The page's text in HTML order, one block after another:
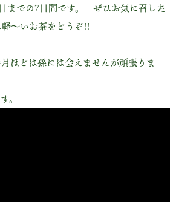
までの7日間です。 ぜひお気に召した
～いお茶をどうぞ!!
ほどは孫には会えませんが頑張りま
す。